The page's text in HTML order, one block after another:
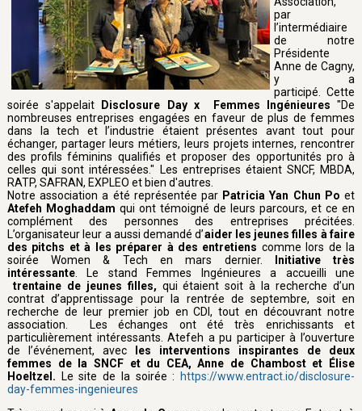
par
l’intermédiaire
de notre
Présidente
Anne de Cagny,
y a
participé. Cette
soirée s'appelait
Disclosure Day x ‍Femmes Ingénieures "De
nombreuses entreprises engagées en faveur de plus de femmes
dans la tech et l’industrie étaient présentes avant tout pour
échanger, partager leurs métiers, leurs projets internes, rencontrer
des profils féminins qualifiés et proposer des opportunités pro à
celles qui sont intéressées." Les entreprises étaient SNCF, MBDA,
RATP, SAFRAN, EXPLEO et bien d'autres.
Notre association a été représentée par Patricia Yan Chun Poet
Atefeh Moghaddam qui ont témoigné de leurs parcours, et ce en
complément des personnes des entreprises précitées.
L’organisateur leur a aussi demandé d’aider les jeunes filles à faire
des pitchs et à les préparer à des entretiens comme lors de la
soirée Women & Tech en mars dernier.
Initiative très
intéressante. Le stand Femmes Ingénieures a accueilli une
trentaine de jeunes filles, qui étaient soit à la recherche d’un
contrat d’apprentissage pour la rentrée de septembre, soit en
recherche de leur premier job en CDI, tout en découvrant notre
association. Les échanges ont été très enrichissants et
particulièrement intéressants. Atefeh a pu participer à l’ouverture
de l’événement, avec
les interventions inspirantes de deux
femmes de la SNCF et du CEA, Anne de Chambost et Élise
Hoeltzel.
Le site de la soirée :
https://www.entract.io/disclosure-
day-femmes-ingenieures